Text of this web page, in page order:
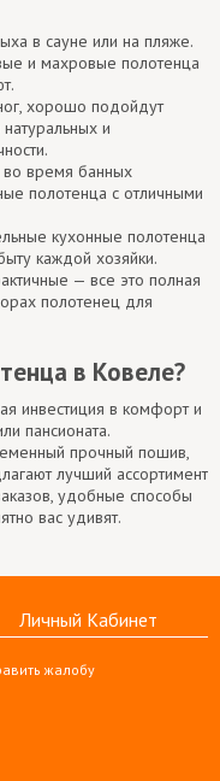
в сауне или на пляже.
и махровые полотенца
хорошо подойдут
и
время банных
полотенца с отличными
кухонные полотенца
каждой хозяйки.
— все это полная
полотенец для
в Ковеле?
инвестиция в комфорт и
пансионата.
прочный пошив,
лучший ассортимент
удобные способы
вас удивят.
Личный Кабинет
жалобу